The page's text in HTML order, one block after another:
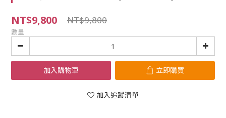
NT$9,800 NT$9,800
數量
加入購物車 立即購買
加入追蹤清單